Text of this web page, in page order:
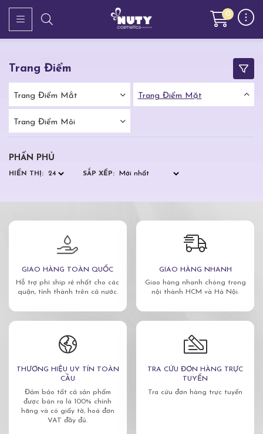
0
Trang Điểm
Trang Điểm Mắt Trang Điểm Mặt
Trang Điểm Môi
PHẤN PHỦ
HIỂN THỊ: SẮP XẾP:
GIAO HÀNG TOÀN QUỐC
Hỗ trợ phí ship rẻ nhất cho các
quận, tỉnh thành trên cả nước.
GIAO HÀNG NHANH
Giao hàng nhanh chóng trong
nội thành HCM và Hà Nội.
THƯƠNG HIỆU UY TÍN TOÀN
CẦU
Đảm bảo tất cả sản phẩm
được bán ra là 100% chính
hãng và có giấy tờ, hoá đơn
VAT đầy đủ.
TRA CỨU ĐƠN HÀNG TRỰC
TUYẾN
Tra cứu đơn hàng trực tuyến